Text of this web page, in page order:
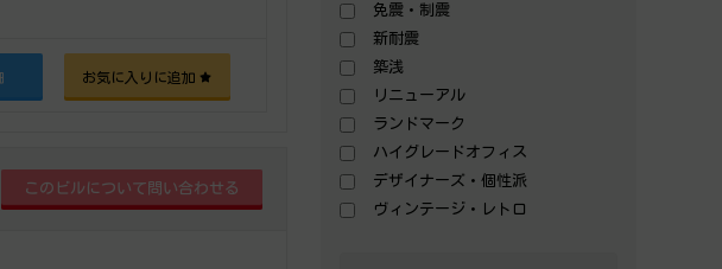
お気に入りに追加
免震・制震
新耐震
築浅
リニューアル
ランドマーク
ハイグレードオフィス
デザイナーズ・個性派
ヴィンテージ・レトロ